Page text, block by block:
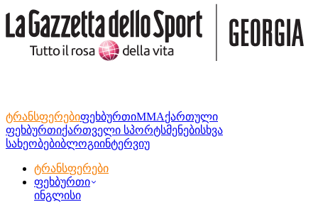
ტრანსფერებიფეხბურთიMMAქართული
ფეხბურთიქართველი სპორტსმენებისხვა
სახეობებიბლოგიინტერვიუ
ტრანსფერები
ფეხბურთი
ინგლისი